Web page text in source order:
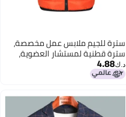
سترة للجيم ملابس عمل مخصصة،
سترة قطنية لمستشار العضوية،
سترة دافئة سميكة مطبوعة
لموظف السوبرماركت
د.ك‏4.88